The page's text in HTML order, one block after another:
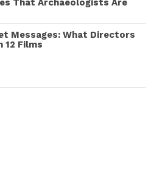
That Archaeologists Are
Messages: What Directors
12 Films